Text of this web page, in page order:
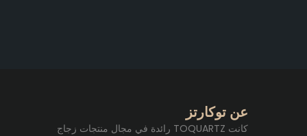
عن توكارتز
كانت TOQUARTZ رائدة في مجال منتجات زجاج